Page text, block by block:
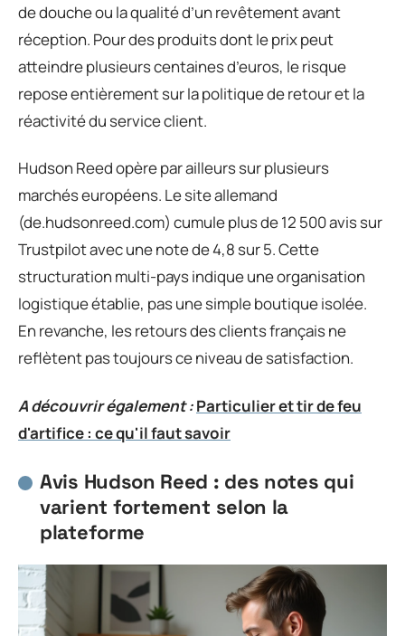
de douche ou la qualité d’un revêtement avant
réception. Pour des produits dont le prix peut
atteindre plusieurs centaines d’euros, le risque
repose entièrement sur la politique de retour et la
réactivité du service client.
Hudson Reed opère par ailleurs sur plusieurs
marchés européens. Le site allemand
(de.hudsonreed.com) cumule plus de 12 500 avis sur
Trustpilot avec une note de 4,8 sur 5. Cette
structuration multi-pays indique une organisation
logistique établie, pas une simple boutique isolée.
En revanche, les retours des clients français ne
reflètent pas toujours ce niveau de satisfaction.
A découvrir également :Particulier et tir de feu
d'artifice : ce qu'il faut savoir
Avis Hudson Reed : des notes qui
varient fortement selon la
plateforme